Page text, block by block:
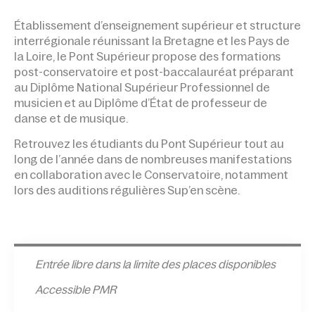
Établissement d’enseignement supérieur et structure
interrégionale réunissant la Bretagne et les Pays de
la Loire, le Pont Supérieur propose des formations
post-conservatoire et post-baccalauréat préparant
au Diplôme National Supérieur Professionnel de
musicien et au Diplôme d’État de professeur de
danse et de musique.
Retrouvez les étudiants du Pont Supérieur tout au
long de l’année dans de nombreuses manifestations
en collaboration avec le Conservatoire, notamment
lors des auditions régulières Sup’en scène.
Entrée libre dans la limite des places disponibles
Accessible PMR